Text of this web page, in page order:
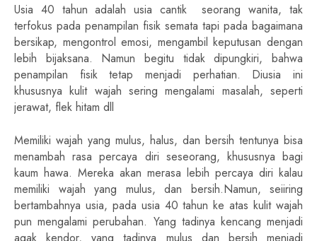
Usia 40 tahun adalah usia cantik seorang wanita, tak
terfokus pada penampilan fisik semata tapi pada bagaimana
bersikap, mengontrol emosi, mengambil keputusan dengan
lebih bijaksana. Namun begitu tidak dipungkiri, bahwa
penampilan fisik tetap menjadi perhatian. Diusia ini
khususnya kulit wajah sering mengalami masalah, seperti
jerawat, flek hitam dll
Memiliki wajah yang mulus, halus, dan bersih tentunya bisa
menambah rasa percaya diri seseorang, khususnya bagi
kaum hawa. Mereka akan merasa lebih percaya diri kalau
memiliki wajah yang mulus, dan bersih.Namun, seiiring
bertambahnya usia, pada usia 40 tahun ke atas kulit wajah
pun mengalami perubahan. Yang tadinya kencang menjadi
agak kendor, yang tadinya mulus dan bersih menjadi